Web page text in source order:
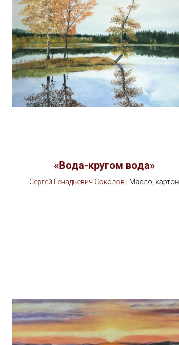
«Вода-кругом вода»
Сергей Генадьевич Соколов | Масло, картон